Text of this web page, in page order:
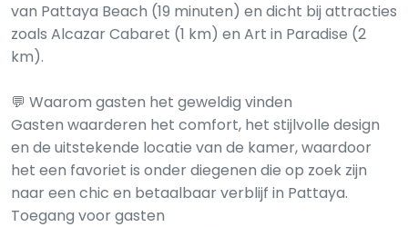
van Pattaya Beach (19 minuten) en dicht bij attracties
zoals Alcazar Cabaret (1 km) en Art in Paradise (2
km).
💬 Waarom gasten het geweldig vinden
Gasten waarderen het comfort, het stijlvolle design
en de uitstekende locatie van de kamer, waardoor
het een favoriet is onder diegenen die op zoek zijn
naar een chic en betaalbaar verblijf in Pattaya.
Toegang voor gasten